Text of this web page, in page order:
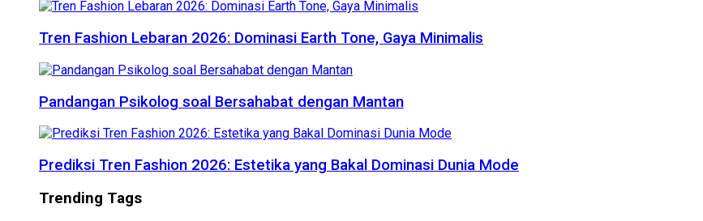
Tren Fashion Lebaran 2026: Dominasi Earth Tone, Gaya Minimalis
Pandangan Psikolog soal Bersahabat dengan Mantan
Prediksi Tren Fashion 2026: Estetika yang Bakal Dominasi Dunia Mode
Trending Tags